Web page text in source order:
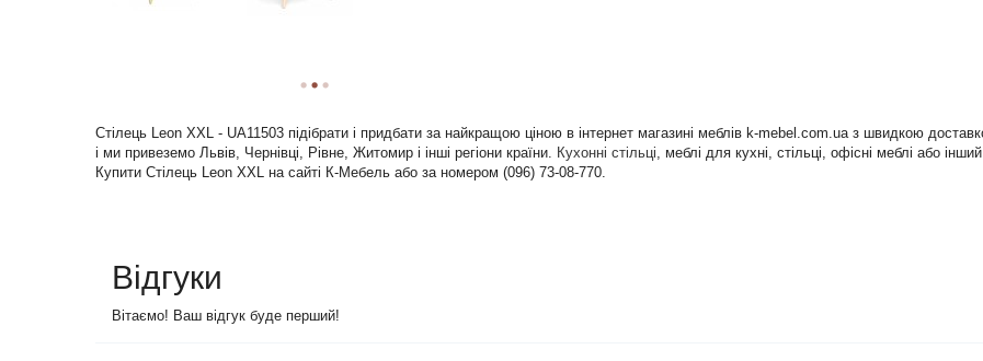
Стілець Leon XXL - UA11503 підібрати і придбати за найкращою ціною в інтернет магазині меблів k-mebel.com.ua з швидкою
і ми привеземо Львів, Чернівці, Рівне, Житомир і інші регіони країни. Кухонні стільці, меблі для кухні, стільці, офісні меблі або
Купити Стілець Leon XXL на сайті К-Мебель або за номером (096) 73-08-770.
Відгуки
Вітаємо! Ваш відгук буде перший!